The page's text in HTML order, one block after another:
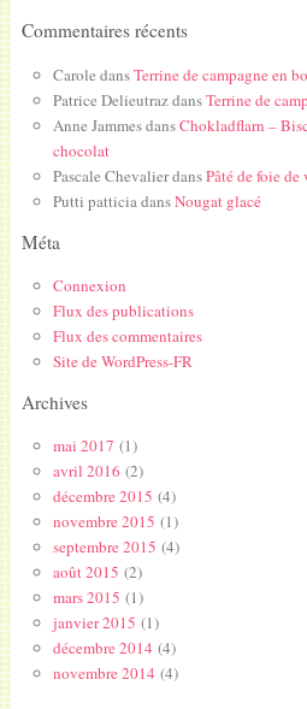
Commentaires récents
Carole dansTerrine de campagne en
Patrice DelieutrazdansTerrine de
Anne JammesdansChokladflarn –
chocolat
Pascale ChevalierdansPâté de foie
Putti patticia dansNougat glacé
Méta
Connexion
Flux des publications
Flux des commentaires
Site de WordPress-FR
Archives
mai 2017 (1)
avril 2016 (2)
décembre 2015 (4)
novembre 2015 (1)
septembre 2015 (4)
août 2015 (2)
mars 2015 (1)
janvier 2015 (1)
décembre 2014(4)
novembre 2014(4)